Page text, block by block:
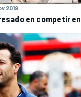
2019
en competir en